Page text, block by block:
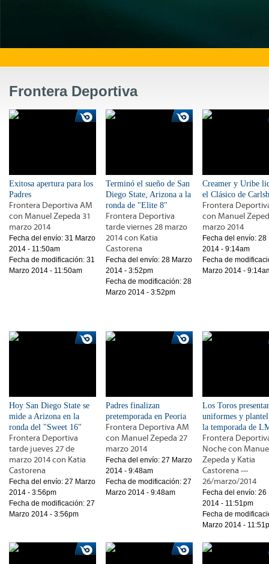
Frontera Deportiva
Exitosa apertura para los
Padres
Frontera Deportiva AM
con Manuel Zepeda 31
marzo 2014
Fecha del envío: 31 Marzo
2014 - 11:50am
Fecha de modificación: 31
Marzo 2014 - 11:50am
Terminó el sueño de San
Diego State, Arizona a la
ronda de "Elite 8"
Frontera Deportiva
tarde viernes 28 marzo
2014 con Katia
Castorena
Fecha del envío: 28 Marzo
2014 - 3:52pm
Fecha de modificación: 28
Marzo 2014 - 3:52pm
Creamer y Uribe
el Clásico de
Frontera
con Manuel
marzo 2014
Fecha del envío: 28
2014 - 9:14am
Fecha de
Marzo 2014 -
Hoy San Diego State se
mide a Arizona en la
ronda del "Sweet 16"
Frontera Deportiva
tarde jueves 27 de
marzo 2014 con Katia
Castorena
Fecha del envío: 27 Marzo
2014 - 3:56pm
Fecha de modificación: 27
Marzo 2014 - 3:56pm
Padres finalizan
pretemporada en Peoria
Frontera Deportiva AM
con Manuel Zepeda 27
marzo 2014
Fecha del envío: 27 Marzo
2014 - 9:48am
Fecha de modificación: 27
Marzo 2014 - 9:48am
Los Toros
uniformes y
la temporada de
Frontera
Noche con
Zepeda y Katia
Castorena ---
26/marzo/2014
Fecha del envío: 26
2014 - 11:51pm
Fecha de
Marzo 2014 -